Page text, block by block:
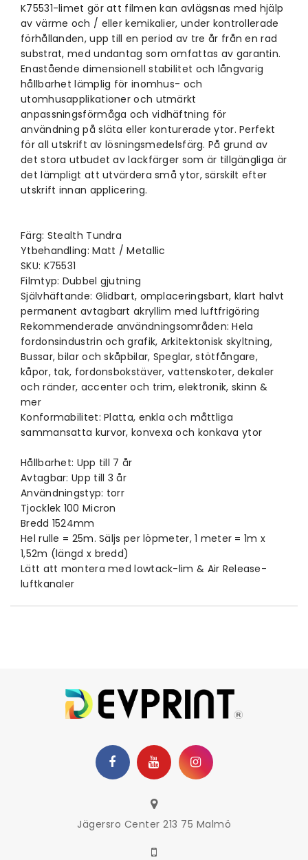
K75531-limet gör att filmen kan avlägsnas med hjälp
av värme och / eller kemikalier, under kontrollerade
förhållanden, upp till en period av tre år från en rad
substrat, med undantag som omfattas av garantin.
Enastående dimensionell stabilitet och långvarig
hållbarhet lämplig för inomhus- och
utomhusapplikationer och utmärkt
anpassningsförmåga och vidhäftning för
användning på släta eller konturerade ytor. Perfekt
för all utskrift av lösningsmedelsfärg. På grund av
det stora utbudet av lackfärger som är tillgängliga är
det lämpligt att utvärdera små ytor, särskilt efter
utskrift innan applicering.
Färg: Stealth Tundra
Ytbehandling: Matt / Metallic
SKU: K75531
Filmtyp: Dubbel gjutning
Självhäftande: Glidbart, omplaceringsbart, klart halvt
permanent avtagbart akryllim med luftfrigöring
Rekommenderade användningsområden: Hela
fordonsindustrin och grafik, Arkitektonisk skyltning,
Bussar, bilar och skåpbilar, Speglar, stötfångare,
kåpor, tak, fordonsbokstäver, vattenskoter, dekaler
och ränder, accenter och trim, elektronik, skinn &
mer
Konformabilitet: Platta, enkla och måttliga
sammansatta kurvor, konvexa och konkava ytor
Hållbarhet: Upp till 7 år
Avtagbar: Upp till 3 år
Användningstyp: torr
Tjocklek 100 Micron
Bredd 1524mm
Hel rulle = 25m. Säljs per löpmeter, 1 meter = 1m x
1,52m (längd x bredd)
Lätt att montera med lowtack-lim & Air Release-
luftkanaler
Jägersro Center 213 75 Malmö